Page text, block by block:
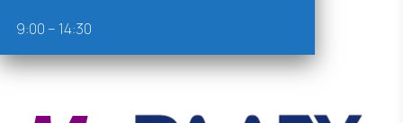
9:00 – 14:30